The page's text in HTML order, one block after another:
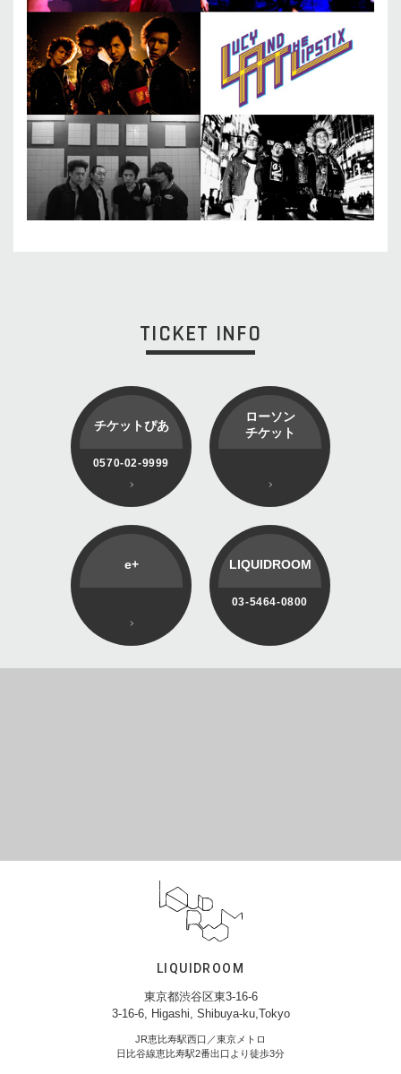
TICKET INFO
チケットぴあ
0570-02-9999
ローソン
チケット
e+ LIQUIDROOM
03-5464-0800
LIQUIDROOM
東京都渋谷区東3-16-6
3-16-6, Higashi, Shibuya-ku,Tokyo
JR恵比寿駅西口／東京メトロ
日比谷線恵比寿駅2番出口より徒歩3分